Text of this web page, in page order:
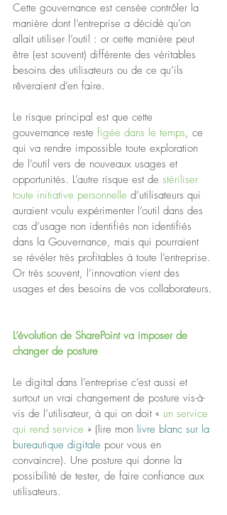
Cette gouvernance est censée contrôler la
manière dont l’entreprise a décidé qu’on
allait utiliser l’outil : or cette manière peut
être (est souvent) différente des véritables
besoins des utilisateurs ou de ce qu’ils
rêveraient d’en faire.
Le risque principal est que cette
gouvernance reste figée dans le temps, ce
qui va rendre impossible toute exploration
de l’outil vers de nouveaux usages et
opportunités. L’autre risque est de stériliser
toute initiative personnelle d’utilisateurs qui
auraient voulu expérimenter l’outil dans des
cas d’usage non identifiés non identifiés
dans la Gouvernance, mais qui pourraient
se révéler très profitables à toute l’entreprise.
Or très souvent, l’innovation vient des
usages et des besoins de vos collaborateurs.
L’évolution de SharePoint va imposer de
changer de posture
Le digital dans l’entreprise c’est aussi et
surtout un vrai changement de posture vis-à-
vis de l’utilisateur, à qui on doit « un service
qui rend service » (lire mon livre blanc sur la
bureautique digitale pour vous en
convaincre). Une posture qui donne la
possibilité de tester, de faire confiance aux
utilisateurs.